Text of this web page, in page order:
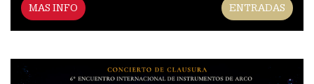
MAS INFO ENTRADAS